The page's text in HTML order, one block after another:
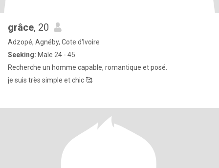
grâce, 20
Adzopé, Agnéby, Cote d'Ivoire
Seeking: Male 24 - 45
Recherche un homme capable, romantique et posé.
je suis très simple et chic 🥰